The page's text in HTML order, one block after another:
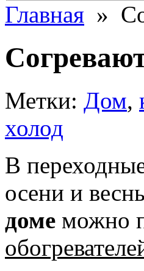
Главная »
Метки: Дом,
холод
В
осени и
доме можно